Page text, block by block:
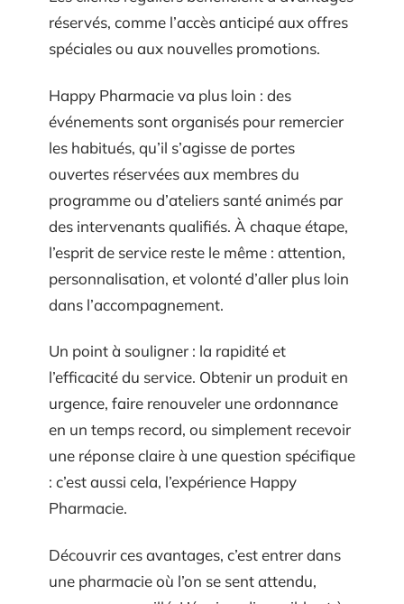
réservés, comme l’accès anticipé aux offres
spéciales ou aux nouvelles promotions.
Happy Pharmacie va plus loin : des
événements sont organisés pour remercier
les habitués, qu’il s’agisse de portes
ouvertes réservées aux membres du
programme ou d’ateliers santé animés par
des intervenants qualifiés. À chaque étape,
l’esprit de service reste le même : attention,
personnalisation, et volonté d’aller plus loin
dans l’accompagnement.
Un point à souligner : la rapidité et
l’efficacité du service. Obtenir un produit en
urgence, faire renouveler une ordonnance
en un temps record, ou simplement recevoir
une réponse claire à une question spécifique
: c’est aussi cela, l’expérience Happy
Pharmacie.
Découvrir ces avantages, c’est entrer dans
une pharmacie où l’on se sent attendu,